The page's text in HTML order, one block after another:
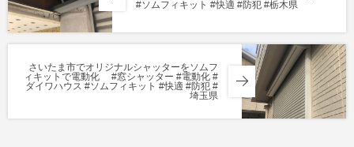
#ソムフィキット #快適 #防犯 #栃木県
さいたま市でオリジナルシャッターをソムフ
ィキットで電動化 #窓シャッター #電動化 #
ダイワハウス #ソムフィキット #快適 #防犯 #
埼玉県